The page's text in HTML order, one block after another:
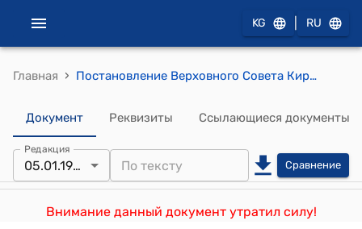
KG RU
Главная › Постановление Верховного Совета Кирг. ССР от 14 апреля 1990 года N 61-XII "О порядке введения в действие Закона Киргизской ССР "Об аренде и арендных отношениях"
Документ Реквизиты Ссылающиеся документы
Редакция
05.01.1998 Сравнение
Внимание данный документ утратил силу!